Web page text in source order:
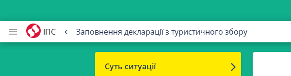
ІПС Заповнення декларації з туристичного збору
Суть ситуації